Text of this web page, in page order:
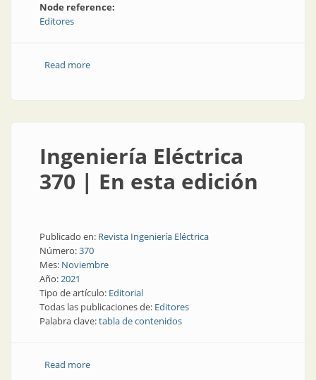
Node reference:
Editores
Read moreabout Ingeniería Eléctrica 371 | En esta edición
Ingeniería Eléctrica
370 | En esta edición
Publicado en: Revista Ingeniería Eléctrica
Número:370
Mes: Noviembre
Año:2021
Tipo de artículo: Editorial
Todas las publicaciones de: Editores
Palabra clave:tabla de contenidos
Read moreabout Ingeniería Eléctrica 370 | En esta edición